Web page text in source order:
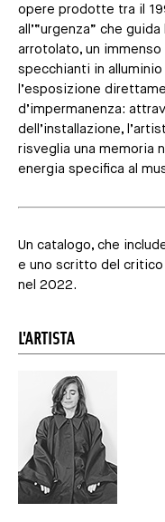
opere prodotte tra il
all’“urgenza” che
arrotolato, un
specchianti in
l’esposizione
d’impermanenza:
dell’installazione,
risveglia una memoria
energia specifica al
Un catalogo, che
e uno scritto del
nel 2022.
L'ARTISTA